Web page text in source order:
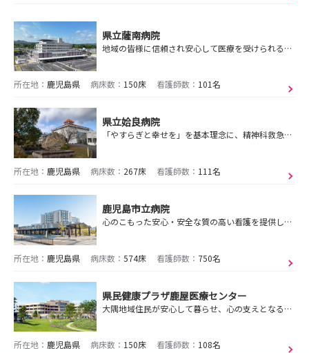
県立薩南病院
地域の皆様に信頼され安心して医療を受けられる病院をめざしています
所在地： 鹿児島県 病床数： 150床 看護師数： 101名
県立姶良病院
「やすらぎと幸せを」を基本理念に、精神科救急医療への積極的な対応と患者さんの社会復帰の促進に努めています
所在地： 鹿児島県 病床数： 267床 看護師数： 111名
鹿児島市立病院
心のこもった安心・安全な質の高い看護を提供します
所在地： 鹿児島県 病床数： 574床 看護師数： 750名
県民健康プラザ鹿屋医療センター
大隅地域住民が安心して暮らせ、心の支えとなる病院を目指します。
所在地： 鹿児島県 病床数： 150床 看護師数： 108名